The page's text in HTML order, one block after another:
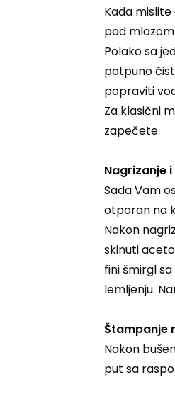
Kada
pod
Polako sa
potpuno
popraviti
Za klasični
zapečete.
Nagrizanje
Sada Vam
otporan na
Nakon
skinuti
fini šmirgl
lemljenju.
Štampanje
Nakon
put sa